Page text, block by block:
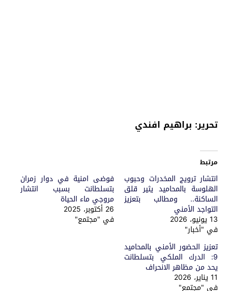
تحرير: براهيم افندي
مرتبط
انتشار ترويج المخدرات وحبوب
الهلوسة بالمحاميد يثير قلق
الساكنة.. ومطالب بتعزيز
التواجد الأمني
13 يونيو، 2026
في "أخبار"
فوضى امنية في دوار زمران
بتسلطانت بسبب انتشار
مروجي ماء الحياة
26 أكتوبر، 2025
في "مجتمع"
تعزيز الحضور الأمني بالمحاميد
9: الدرك الملكي بتسلطانت
يحد من مظاهر الانحراف
11 يناير، 2026
في "مجتمع"